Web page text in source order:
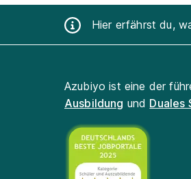
Hier erfährst du,
Azubiyo ist eine der
Ausbildung und Duales